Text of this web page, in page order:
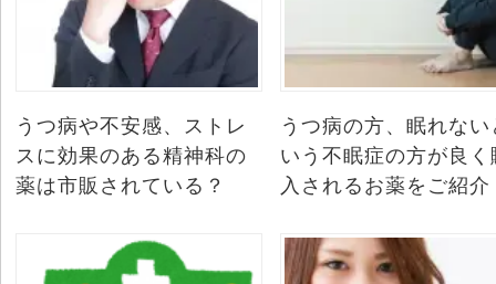
うつ病や不安感、ストレ
スに効果のある精神科の
薬は市販されている？
うつ病の方、眠れない
いう不眠症の方が良く
入されるお薬をご紹介